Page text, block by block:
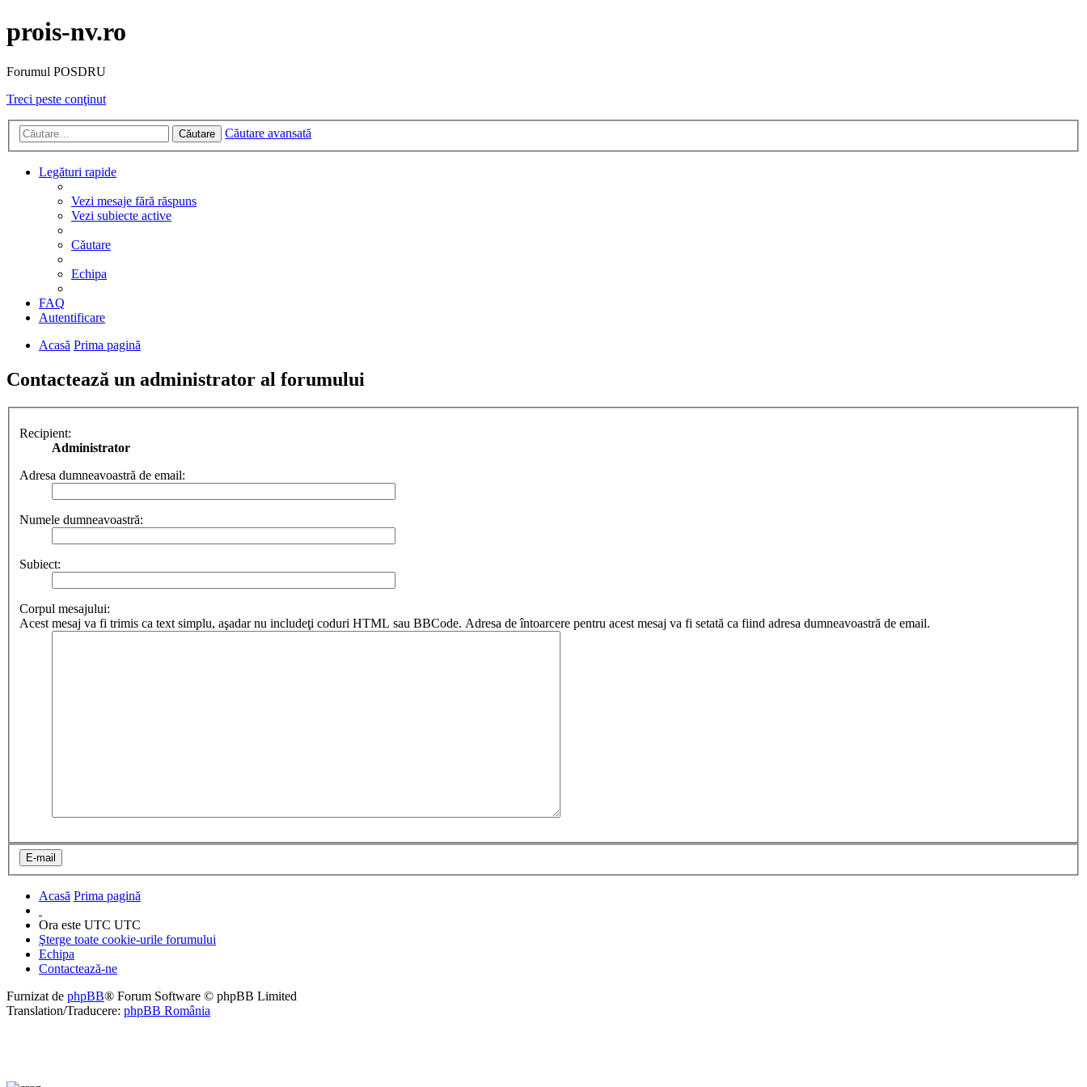
prois-nv.ro
Forumul POSDRU
Treci peste conţinut
Căutare Căutare avansată
Legături rapide
Vezi mesaje fără răspuns
Vezi subiecte active
Căutare
Echipa
FAQ
Autentificare
Acasă Prima pagină
Contactează un administrator al forumului
Recipient:
Administrator
Adresa dumneavoastră de email:
Numele dumneavoastră:
Subiect:
Corpul mesajului:
Acest mesaj va fi trimis ca text simplu, aşadar nu includeţi coduri HTML sau BBCode. Adresa de întoarcere pentru acest mesaj va fi setată ca fiind adresa dumneavoastră de email.
Acasă Prima pagină
Ora este UTC UTC
Şterge toate cookie-urile forumului
Echipa
Contactează-ne
Furnizat de phpBB® Forum Software © phpBB Limited
Translation/Traducere: phpBB România